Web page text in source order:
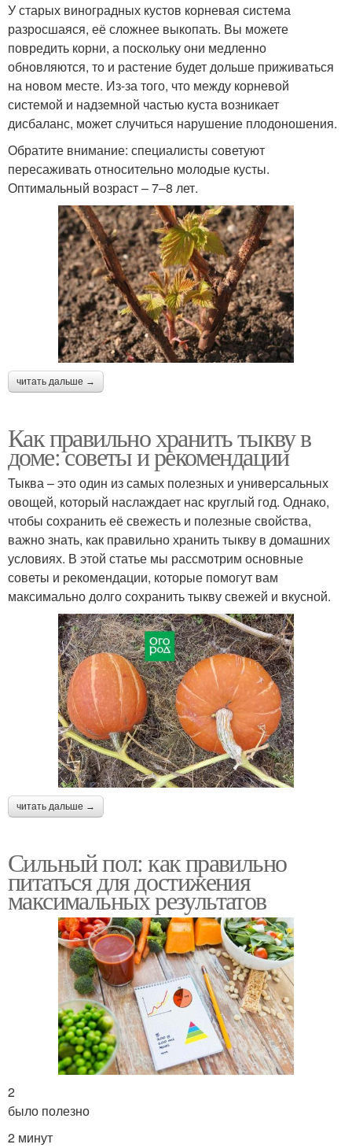
У старых виноградных кустов корневая система
разросшаяся, её сложнее выкопать. Вы можете
повредить корни, а поскольку они медленно
обновляются, то и растение будет дольше приживаться
на новом месте. Из-за того, что между корневой
системой и надземной частью куста возникает
дисбаланс, может случиться нарушение плодоношения.
Обратите внимание: специалисты советуют
пересаживать относительно молодые кусты.
Оптимальный возраст – 7–8 лет.
читать дальше →
Как правильно хранить тыкву в
доме: советы и рекомендации
Тыква – это один из самых полезных и универсальных
овощей, который наслаждает нас круглый год. Однако,
чтобы сохранить её свежесть и полезные свойства,
важно знать, как правильно хранить тыкву в домашних
условиях. В этой статье мы рассмотрим основные
советы и рекомендации, которые помогут вам
максимально долго сохранить тыкву свежей и вкусной.
читать дальше →
Сильный пол: как правильно
питаться для достижения
максимальных результатов
2
было полезно
2 минут